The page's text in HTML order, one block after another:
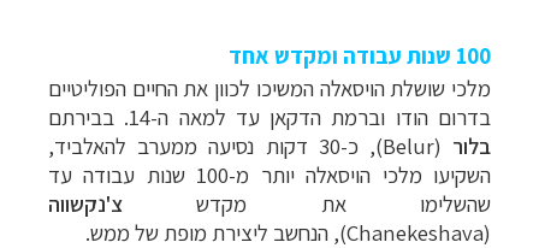
100 שנות עבודה ומקדש אחד
מלכי שושלת הויסאלה המשיכו לכוון את החיים הפוליטיים
בדרום הודו וברמת הדקאן עד למאה ה-14. בבירתם
בלור (
Belur
), כ-30 דקות נסיעה ממערב להאלביד,
השקיעו מלכי הויסאלה יותר מ-100 שנות עבודה עד
שהשלימו את מקדש צ'נקשווה
(
Chanekeshava), הנחשב ליצירת מופת של ממש.